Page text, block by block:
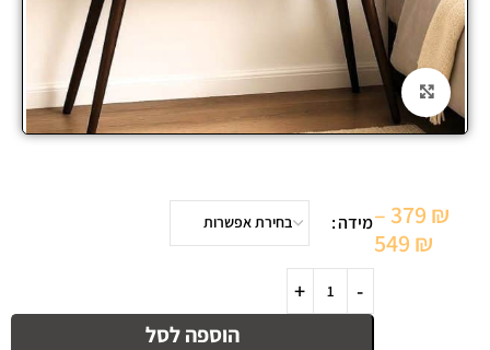
Click to enlarge
379 ₪
–
549 ₪
מידה
הוספה לסל